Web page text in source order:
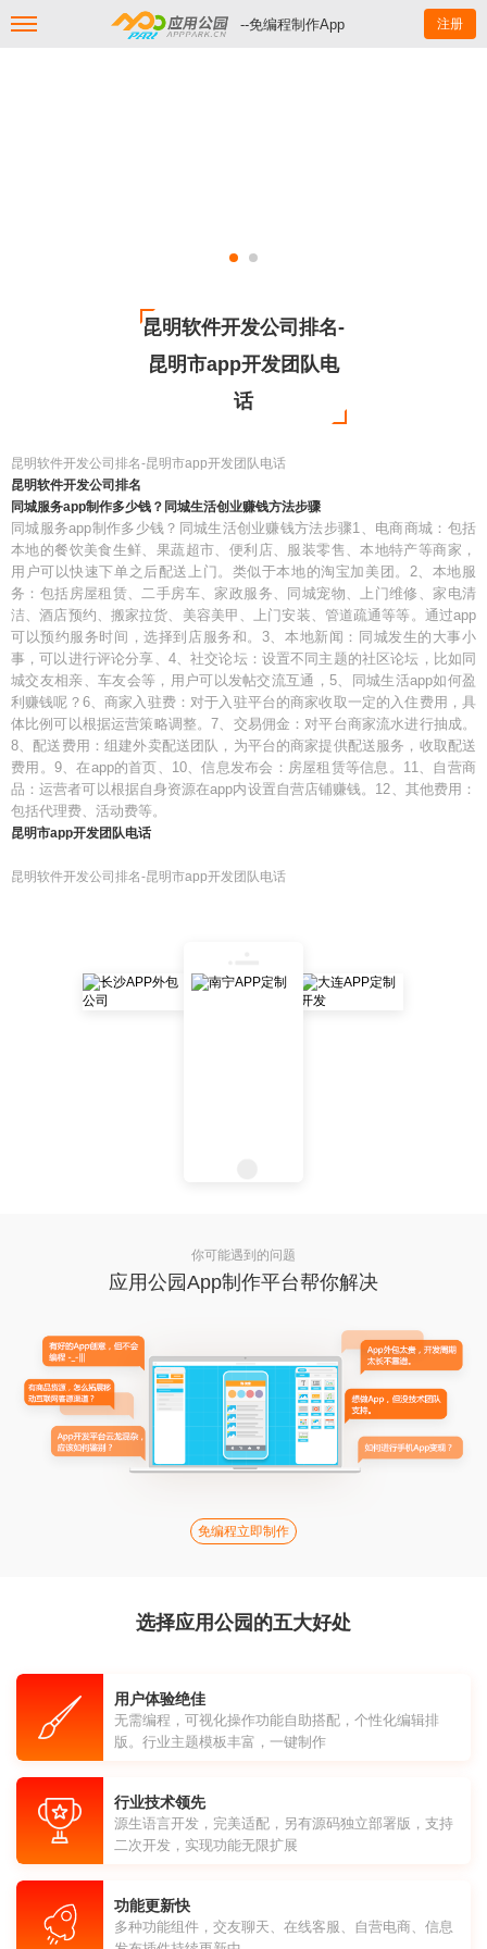
--免编程制作App 注册
昆明软件开发公司排名-
昆明市app开发团队电
话
昆明软件开发公司排名-昆明市app开发团队电话
昆明软件开发公司排名
同城服务app制作多少钱？同城生活创业赚钱方法步骤
同城服务app制作多少钱？同城生活创业赚钱方法步骤1、电商商城：包括
本地的餐饮美食生鲜、果蔬超市、便利店、服装零售、本地特产等商家，
用户可以快速下单之后配送上门。类似于本地的淘宝加美团。2、本地服
务：包括房屋租赁、二手房车、家政服务、同城宠物、上门维修、家电清
洁、酒店预约、搬家拉货、美容美甲、上门安装、管道疏通等等。通过app
可以预约服务时间，选择到店服务和。3、本地新闻：同城发生的大事小
事，可以进行评论分享、4、社交论坛：设置不同主题的社区论坛，比如同
城交友相亲、车友会等，用户可以发帖交流互通，5、同城生活app如何盈
利赚钱呢？6、商家入驻费：对于入驻平台的商家收取一定的入住费用，具
体比例可以根据运营策略调整。7、交易佣金：对平台商家流水进行抽成。
8、配送费用：组建外卖配送团队，为平台的商家提供配送服务，收取配送
费用。9、在app的首页、10、信息发布会：房屋租赁等信息。11、自营商
品：运营者可以根据自身资源在app内设置自营店铺赚钱。12、其他费用：
包括代理费、活动费等。
昆明市app开发团队电话
昆明软件开发公司排名-昆明市app开发团队电话
你可能遇到的问题
应用公园App制作平台帮你解决
免编程立即制作
选择应用公园的五大好处
用户体验绝佳
无需编程，可视化操作功能自助搭配，个性化编辑排
版。行业主题模板丰富，一键制作
行业技术领先
源生语言开发，完美适配，另有源码独立部署版，支持
二次开发，实现功能无限扩展
功能更新快
多种功能组件，交友聊天、在线客服、自营电商、信息